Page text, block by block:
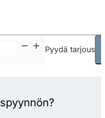
Pyydä tarjous